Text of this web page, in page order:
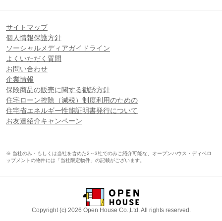
サイトマップ
個人情報保護方針
ソーシャルメディアガイドライン
よくいただく質問
お問い合わせ
企業情報
保険商品の販売に関する勧誘方針
住宅ローン控除（減税）制度利用のための
住宅省エネルギー性能証明書発行について
お友達紹介キャンペーン
※ 当社のみ・もしくは当社を含めた2～3社でのみご紹介可能な、オープンハウス・ディベロ
ップメントの物件には「当社限定物件」の記載がございます。
Copyright (c) 2026 Open House Co.,Ltd. All rights reserved.